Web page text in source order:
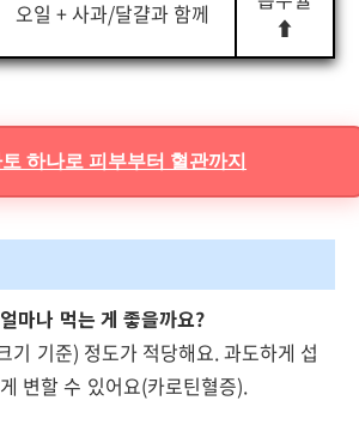
오일 + 사과/달걀과 함께
⬆
토 하나로 피부부터 혈관까지
마나 먹는 게 좋을까요?
기 기준) 정도가 적당해요. 과도하게 섭
변할 수 있어요(카로틴혈증).